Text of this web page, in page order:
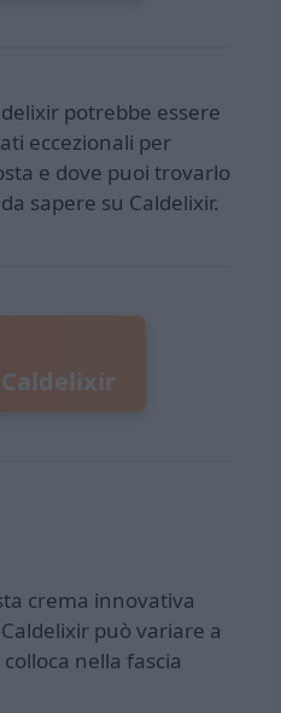
potrebbe essere
eccezionali per
e dove puoi trovarlo
sapere su Caldelixir.
crema innovativa
può variare a
nella fascia